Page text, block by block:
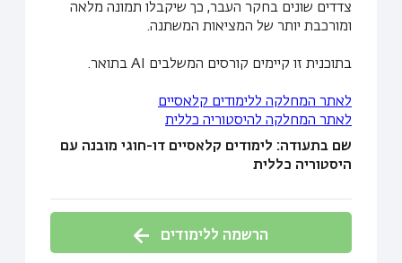
צדדים שונים בחקר העבר, כך שיקבלו תמונה מלאה
ומורכבת יותר של המציאות המשתנה.
בתוכנית זו קיימים קורסים המשלבים AI בתואר.
לאתר המחלקה ללימודים קלאסיים
לאתר המחלקה להיסטוריה כללית
שם בתעודה: לימודים קלאסיים דו-חוגי מובנה עם
היסטוריה כללית
הרשמה ללימודים